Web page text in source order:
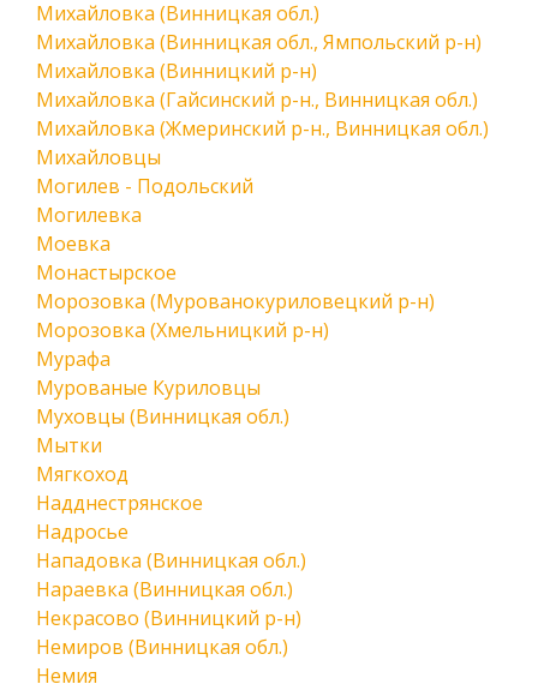
Михайловка (Винницкая обл.)
Михайловка (Винницкая обл., Ямпольский р-н)
Михайловка (Винницкий р-н)
Михайловка (Гайсинский р-н., Винницкая обл.)
Михайловка (Жмеринский р-н., Винницкая обл.)
Михайловцы
Могилев - Подольский
Могилевка
Моевка
Монастырское
Морозовка (Мурованокуриловецкий р-н)
Морозовка (Хмельницкий р-н)
Мурафа
Мурованые Куриловцы
Муховцы (Винницкая обл.)
Мытки
Мягкоход
Надднестрянское
Надросье
Нападовка (Винницкая обл.)
Нараевка (Винницкая обл.)
Некрасово (Винницкий р-н)
Немиров (Винницкая обл.)
Немия